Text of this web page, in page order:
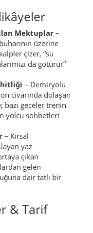
Mektuplar –
üzerine
çizer, “su
da götürür”
– Demiryolu
civarında dolaşan
bazı geceler trenin
yolcu sohbetleri
– Kırsal
yaz
çıkan
gelen
dair tatlı bir
& Tarif